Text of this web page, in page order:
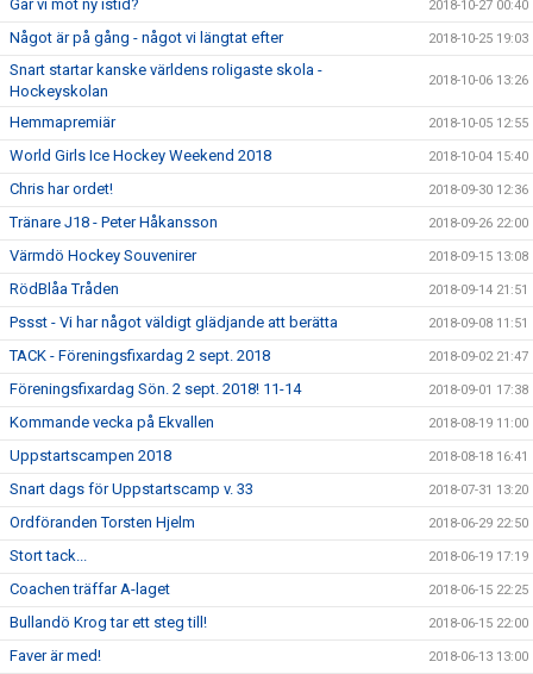
Går vi mot ny istid? 2018-10-27 00:40
Något är på gång - något vi längtat efter 2018-10-25 19:03
Snart startar kanske världens roligaste skola -
Hockeyskolan
2018-10-06 13:26
Hemmapremiär 2018-10-05 12:55
World Girls Ice Hockey Weekend 2018 2018-10-04 15:40
Chris har ordet! 2018-09-30 12:36
Tränare J18 - Peter Håkansson 2018-09-26 22:00
Värmdö Hockey Souvenirer 2018-09-15 13:08
RödBlåa Tråden 2018-09-14 21:51
Pssst - Vi har något väldigt glädjande att berätta 2018-09-08 11:51
TACK - Föreningsfixardag 2 sept. 2018 2018-09-02 21:47
Föreningsfixardag Sön. 2 sept. 2018! 11-14 2018-09-01 17:38
Kommande vecka på Ekvallen 2018-08-19 11:00
Uppstartscampen 2018 2018-08-18 16:41
Snart dags för Uppstartscamp v. 33 2018-07-31 13:20
Ordföranden Torsten Hjelm 2018-06-29 22:50
Stort tack... 2018-06-19 17:19
Coachen träffar A-laget 2018-06-15 22:25
Bullandö Krog tar ett steg till! 2018-06-15 22:00
Faver är med! 2018-06-13 13:00